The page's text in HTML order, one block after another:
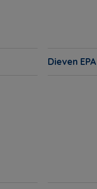
Dieven EPA